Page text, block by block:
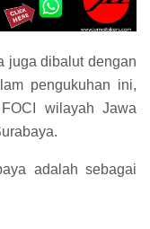
juga dibalut dengan
pengukuhan ini,
wilayah Jawa
adalah sebagai